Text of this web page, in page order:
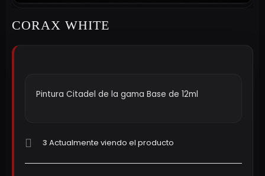
CORAX WHITE
Pintura Citadel de la gama Base de 12ml
3 Actualmente viendo el producto